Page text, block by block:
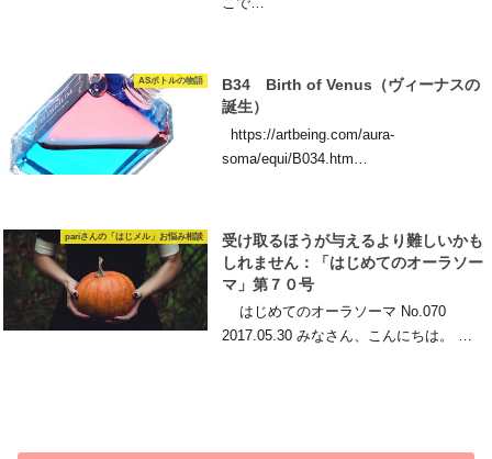
ASボトルの物語
B34 Birth of Venus（ヴィーナスの
誕生）
https://artbeing.com/aura-
soma/equi/B034.htm…
pariさんの「はじメル」お悩み相談
受け取るほうが与えるより難しいかも
しれません：「はじめてのオーラソー
マ」第７０号
はじめてのオーラソーマ No.070
2017.05.30 みなさん、こんにちは。 …